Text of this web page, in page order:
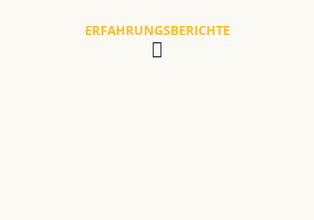
ERFAHRUNGSBERICHTE